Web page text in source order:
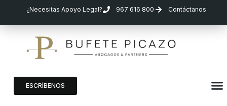
¿Necesitas Apoyo Legal? 967 616 800 Contáctanos
ESCRÍBENOS